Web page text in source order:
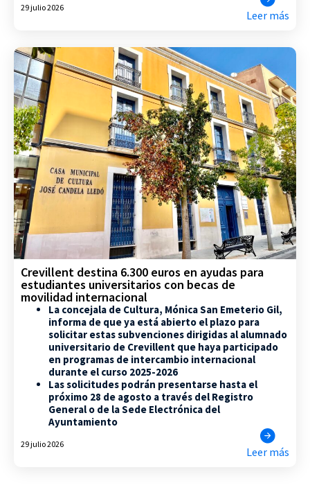
29 julio 2026
Leer más
Crevillent destina 6.300 euros en ayudas para
estudiantes universitarios con becas de
movilidad internacional
La concejala de Cultura, Mónica San Emeterio Gil,
informa de que ya está abierto el plazo para
solicitar estas subvenciones dirigidas al alumnado
universitario de Crevillent que haya participado
en programas de intercambio internacional
durante el curso 2025-2026
Las solicitudes podrán presentarse hasta el
próximo 28 de agosto a través del Registro
General o de la Sede Electrónica del
Ayuntamiento
29 julio 2026
Leer más